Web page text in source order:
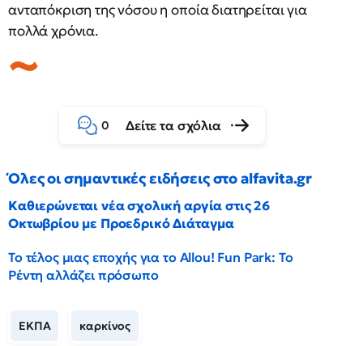
ανταπόκριση της νόσου η οποία διατηρείται για
πολλά χρόνια.
0 Δείτε τα σχόλια
Όλες οι σημαντικές ειδήσεις στο alfavita.gr
Καθιερώνεται νέα σχολική αργία στις 26
Οκτωβρίου με Προεδρικό Διάταγμα
Το τέλος μιας εποχής για το Allou! Fun Park: Το
Ρέντη αλλάζει πρόσωπο
ΕΚΠΑ καρκίνος